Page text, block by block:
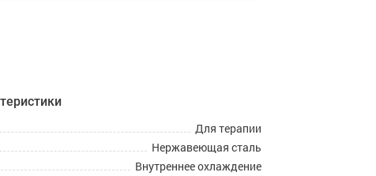
Для терапии
Нержавеющая сталь
Внутреннее охлаждение